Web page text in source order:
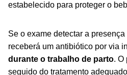
estabelecido para proteger o
Se o exame detectar a
receberá um antibiótico por via
durante o trabalho de parto. O
seguido do tratamento